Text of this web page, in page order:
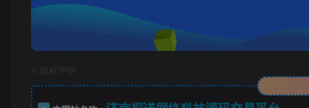
版权声明